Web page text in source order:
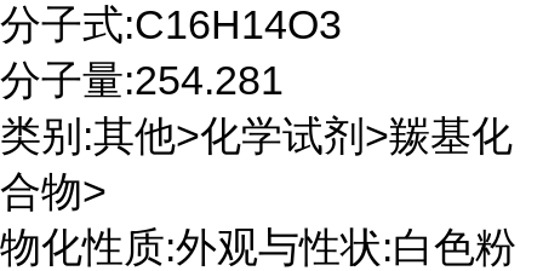
分子式:C16H14O3
分子量:254.281
类别:其他>化学试剂>羰基化
合物>
物化性质:外观与性状:白色粉